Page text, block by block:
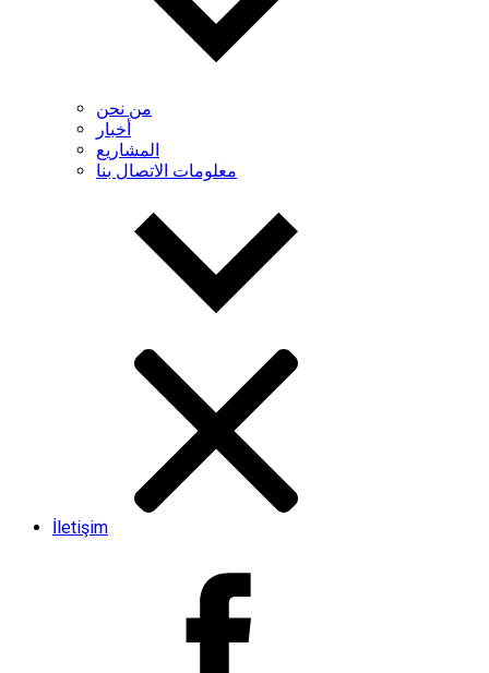
من نحن
أخبار
المشاريع
معلومات الاتصال بنا
İletişim